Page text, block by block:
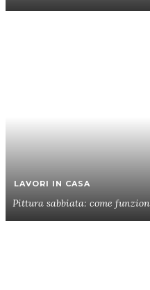
LAVORI IN CASA
Pittura sabbiata: come